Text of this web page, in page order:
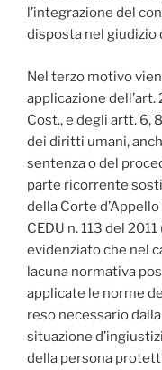
l’integrazione del
disposta nel giudizio
Nel terzo motivo
applicazione dell’art.
Cost., e degli artt. 6,
dei diritti umani,
sentenza o del
parte ricorrente
della Corte
CEDU n. 113 del
evidenziato che nel
lacuna normativa
applicate le norme
reso necessario
situazione
della persona